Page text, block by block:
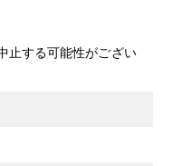
止する可能性がござい